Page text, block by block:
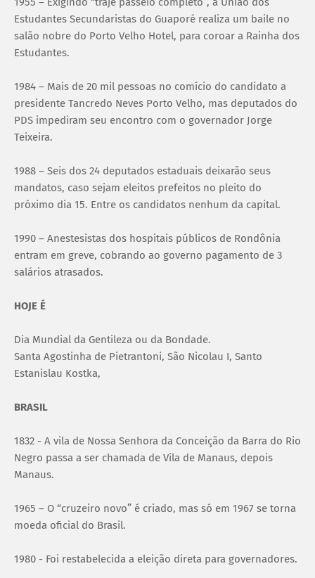
Estudantes Secundaristas do Guaporé realiza um baile no
salão nobre do Porto Velho Hotel, para coroar a Rainha dos
Estudantes.
1984 – Mais de 20 mil pessoas no comício do candidato a
presidente Tancredo Neves Porto Velho, mas deputados do
PDS impediram seu encontro com o governador Jorge
Teixeira.
1988 – Seis dos 24 deputados estaduais deixarão seus
mandatos, caso sejam eleitos prefeitos no pleito do
próximo dia 15. Entre os candidatos nenhum da capital.
1990 – Anestesistas dos hospitais públicos de Rondônia
entram em greve, cobrando ao governo pagamento de 3
salários atrasados.
HOJE É
Dia Mundial da Gentileza ou da Bondade.
Santa Agostinha de Pietrantoni, São Nicolau I, Santo
Estanislau Kostka,
BRASIL
1832 - A vila de Nossa Senhora da Conceição da Barra do Rio
Negro passa a ser chamada de Vila de Manaus, depois
Manaus.
1965 – O “cruzeiro novo” é criado, mas só em 1967 se torna
moeda oficial do Brasil.
1980 - Foi restabelecida a eleição direta para governadores.